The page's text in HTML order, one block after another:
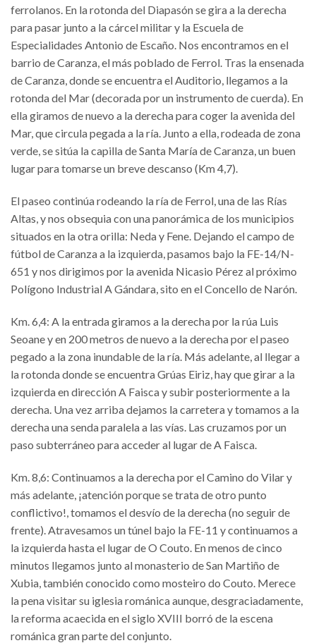
ferrolanos. En la rotonda del Diapasón se gira a la derecha
para pasar junto a la cárcel militar y la Escuela de
Especialidades Antonio de Escaño. Nos encontramos en el
barrio de Caranza, el más poblado de Ferrol. Tras la ensenada
de Caranza, donde se encuentra el Auditorio, llegamos a la
rotonda del Mar (decorada por un instrumento de cuerda). En
ella giramos de nuevo a la derecha para coger la avenida del
Mar, que circula pegada a la ría. Junto a ella, rodeada de zona
verde, se sitúa la capilla de Santa María de Caranza, un buen
lugar para tomarse un breve descanso (Km 4,7).
El paseo continúa rodeando la ría de Ferrol, una de las Rías
Altas, y nos obsequia con una panorámica de los municipios
situados en la otra orilla: Neda y Fene. Dejando el campo de
fútbol de Caranza a la izquierda, pasamos bajo la FE-14/N-
651 y nos dirigimos por la avenida Nicasio Pérez al próximo
Polígono Industrial A Gándara, sito en el Concello de Narón.
Km. 6,4: A la entrada giramos a la derecha por la rúa Luis
Seoane y en 200 metros de nuevo a la derecha por el paseo
pegado a la zona inundable de la ría. Más adelante, al llegar a
la rotonda donde se encuentra Grúas Eiriz, hay que girar a la
izquierda en dirección A Faisca y subir posteriormente a la
derecha. Una vez arriba dejamos la carretera y tomamos a la
derecha una senda paralela a las vías. Las cruzamos por un
paso subterráneo para acceder al lugar de A Faisca.
Km. 8,6: Continuamos a la derecha por el Camino do Vilar y
más adelante, ¡atención porque se trata de otro punto
conflictivo!, tomamos el desvío de la derecha (no seguir de
frente). Atravesamos un túnel bajo la FE-11 y continuamos a
la izquierda hasta el lugar de O Couto. En menos de cinco
minutos llegamos junto al monasterio de San Martiño de
Xubia, también conocido como mosteiro do Couto. Merece
la pena visitar su iglesia románica aunque, desgraciadamente,
la reforma acaecida en el siglo XVIII borró de la escena
románica gran parte del conjunto.